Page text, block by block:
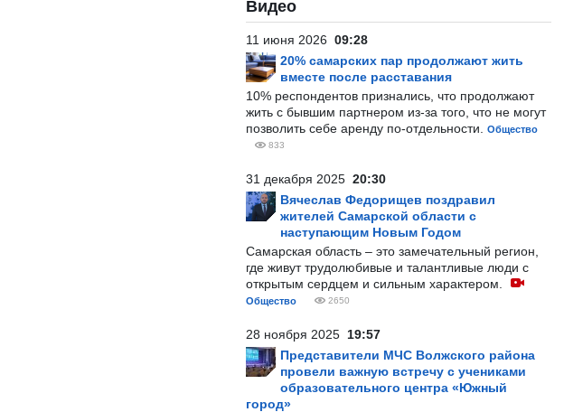
Видео
11 июня 2026 09:28
20% самарских пар продолжают жить
вместе после расставания
10% респондентов признались, что продолжают
жить с бывшим партнером из-за того, что не могут
позволить себе аренду по-отдельности.
Общество
833
31 декабря 2025 20:30
Вячеслав Федорищев поздравил
жителей Самарской области с
наступающим Новым Годом
Самарская область – это замечательный регион,
где живут трудолюбивые и талантливые люди с
открытым сердцем и сильным характером.
Общество 2650
28 ноября 2025 19:57
Представители МЧС Волжского района
провели важную встречу с учениками
образовательного центра «Южный
город»